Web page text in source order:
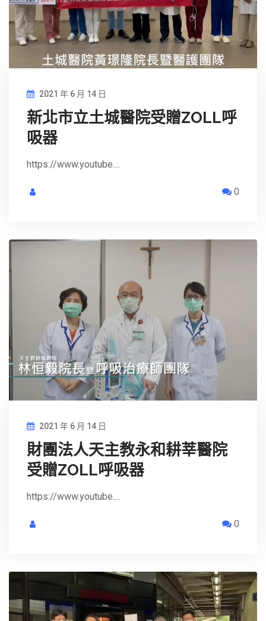
2021 年 6 月 14 日
新北市立土城醫院受贈ZOLL呼
吸器
https://www.youtube....
0
2021 年 6 月 14 日
財團法人天主教永和耕莘醫院
受贈ZOLL呼吸器
https://www.youtube....
0